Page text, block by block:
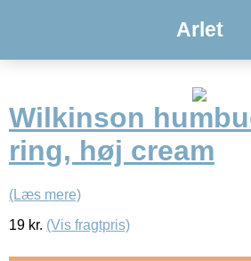
Arlet
Wilkinson
ring, høj cream
(Læs mere)
19 kr. (Vis fragtpris)